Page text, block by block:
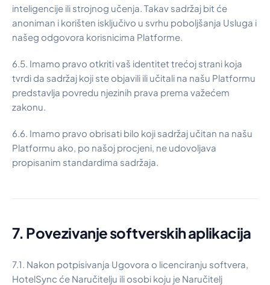
inteligencije ili strojnog učenja. Takav sadržaj bit će
anoniman i korišten isključivo u svrhu poboljšanja Usluga i
našeg odgovora korisnicima Platforme.
6.5. Imamo pravo otkriti vaš identitet trećoj strani koja
tvrdi da sadržaj koji ste objavili ili učitali na našu Platformu
predstavlja povredu njezinih prava prema važećem
zakonu.
6.6. Imamo pravo obrisati bilo koji sadržaj učitan na našu
Platformu ako, po našoj procjeni, ne udovoljava
propisanim standardima sadržaja.
7. Povezivanje softverskih aplikacija
7.1. Nakon potpisivanja Ugovora o licenciranju softvera,
HotelSync će Naručitelju ili osobi koju je Naručitelj